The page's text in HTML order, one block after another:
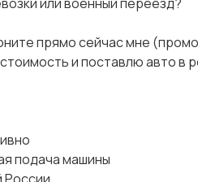
прямо сейчас мне
и поставлю авто в
подача машины